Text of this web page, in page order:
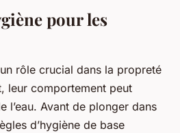
pour les
rôle crucial dans la propreté
leur comportement peut
l’eau. Avant de plonger dans
d’hygiène de base